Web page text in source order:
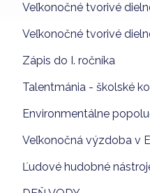
Veľkonočné tvorivé
Veľkonočné tvorivé
Zápis do I. ročníka
Talentmánia - školské
Environmentálne
Veľkonočná výzdoba v
Ľudové hudobné